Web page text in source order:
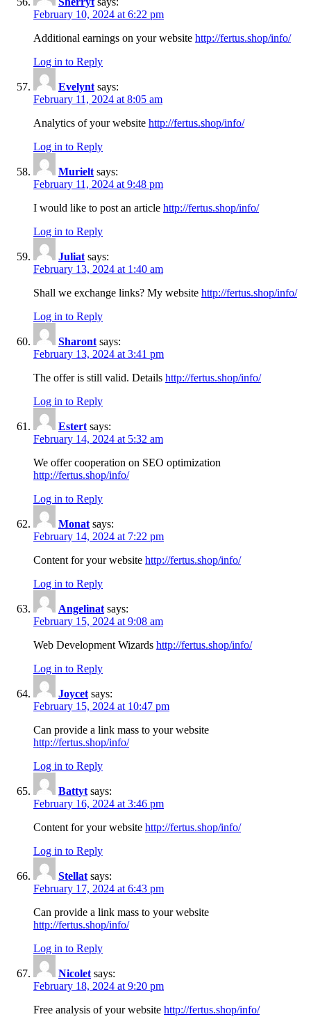
February 10, 2024 at 6:22 pm
Additional earnings on your website http://fertus.shop/info/
Log in to Reply
Evelynt says:
February 11, 2024 at 8:05 am
Analytics of your website http://fertus.shop/info/
Log in to Reply
Murielt says:
February 11, 2024 at 9:48 pm
I would like to post an article http://fertus.shop/info/
Log in to Reply
Juliat says:
February 13, 2024 at 1:40 am
Shall we exchange links? My website http://fertus.shop/info/
Log in to Reply
Sharont says:
February 13, 2024 at 3:41 pm
The offer is still valid. Details http://fertus.shop/info/
Log in to Reply
Estert says:
February 14, 2024 at 5:32 am
We offer cooperation on SEO optimization
http://fertus.shop/info/
Log in to Reply
Monat says:
February 14, 2024 at 7:22 pm
Content for your website http://fertus.shop/info/
Log in to Reply
Angelinat says:
February 15, 2024 at 9:08 am
Web Development Wizards http://fertus.shop/info/
Log in to Reply
Joycet says:
February 15, 2024 at 10:47 pm
Can provide a link mass to your website
http://fertus.shop/info/
Log in to Reply
Battyt says:
February 16, 2024 at 3:46 pm
Content for your website http://fertus.shop/info/
Log in to Reply
Stellat says:
February 17, 2024 at 6:43 pm
Can provide a link mass to your website
http://fertus.shop/info/
Log in to Reply
Nicolet says:
February 18, 2024 at 9:20 pm
Free analysis of your website http://fertus.shop/info/